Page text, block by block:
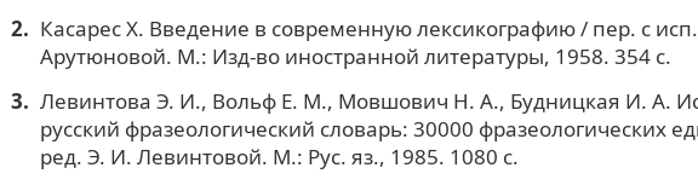
Касарес X. Введение в современную лексикографию / пер. с
Арутюновой. М.: Изд-во иностранной литературы, 1958. 354 с.
Левинтова Э. И., Вольф Е. М., Мовшович Н. А., Будницкая И. А.
русский фразеологический словарь: 30000 фразеологических
ред. Э. И. Левинтовой. М.: Рус. яз., 1985. 1080 с.